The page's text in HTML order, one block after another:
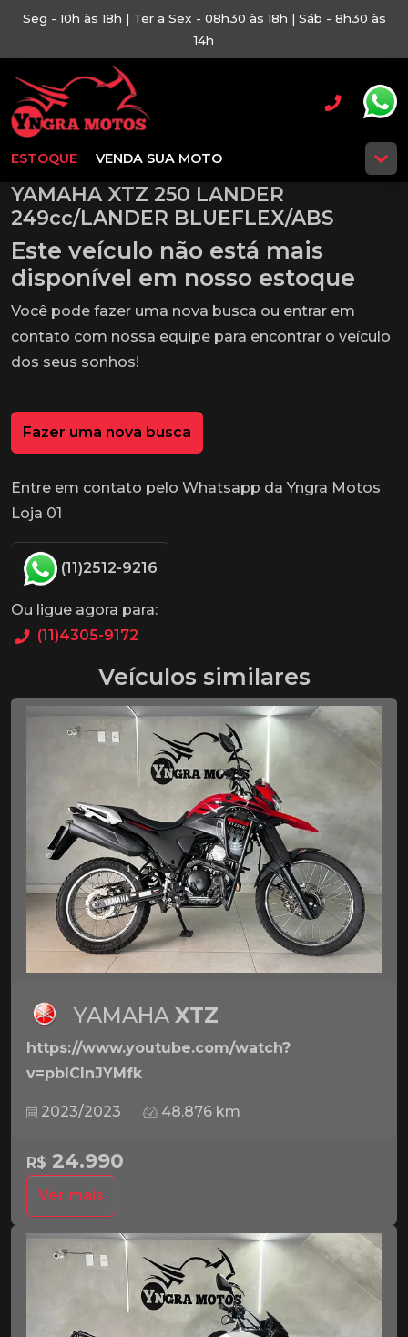
Seg - 10h às 18h | Ter a Sex - 08h30 às 18h | Sáb - 8h30 às
14h
ESTOQUE VENDA SUA MOTO
YAMAHA XTZ 250 LANDER
249cc/LANDER BLUEFLEX/ABS
Este veículo não está mais
disponível em nosso estoque
Você pode fazer uma nova busca ou entrar em
contato com nossa equipe para encontrar o veículo
dos seus sonhos!
Fazer uma nova busca
Entre em contato pelo Whatsapp da Yngra Motos
Loja 01
(11)2512-9216
Ou ligue agora para:
(11)4305-9172
Veículos similares
YAMAHA XTZ
https://www.youtube.com/watch?
v=pbICInJYMfk
2023/2023 48.876 km
R$ 24.990
Ver mais